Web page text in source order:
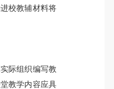
校教辅材料将
际组织编写教
教学内容应具